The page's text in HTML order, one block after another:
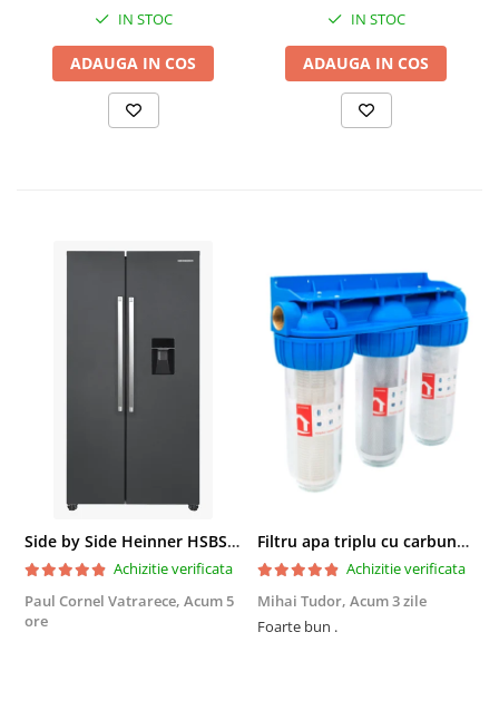
IN STOC
ADAUGA IN COS
IN STOC
ADAUGA IN COS
Side by Side Heinner HSBS-HM439NFINVDGWDE++, Total No Frost, Compresor Inverter, Dozator Apa, Display Touch LED, 439 L, Clasa E, Gri Antracit Texturat
Achizitie verificata
Paul Cornel Vatrarece, Acum 5
ore
Filtru apa triplu cu carbune/bumbac/sita 3x3/4"*10
Achizitie verificata
Mihai Tudor, Acum 3 zile
Foarte bun .